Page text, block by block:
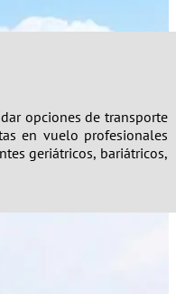
opciones de transporte
en vuelo profesionales
geriátricos, bariátricos,